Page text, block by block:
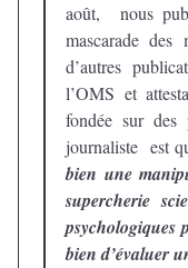
août, nous
mascarade
d’autres
l’OMS et
fondée sur des
journaliste est
bien une
supercherie
psychologiques
bien d’évaluer